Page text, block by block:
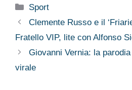
Categorie
Sport
Clemente Russo e il
Fratello VIP, lite con Alfonso
Giovanni Vernia: la
virale